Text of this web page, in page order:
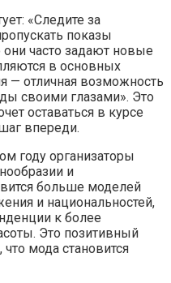
«Следите за
показы
часто задают новые
в основных
— отличная возможность
своими глазами». Это
оставаться в курсе
впереди.
году организаторы
и
больше моделей
и национальностей,
к более
Это позитивный
мода становится